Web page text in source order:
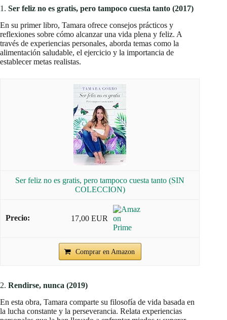
1. Ser feliz no es gratis, pero tampoco cuesta tanto (2017)
En su primer libro, Tamara ofrece consejos prácticos y
reflexiones sobre cómo alcanzar una vida plena y feliz. A
través de experiencias personales, aborda temas como la
alimentación saludable, el ejercicio y la importancia de
establecer metas realistas.
Ser feliz no es gratis, pero tampoco cuesta tanto (SIN
COLECCION)
17,00 EUR
Comprar en Amazon
2. Rendirse, nunca (2019)
En esta obra, Tamara comparte su filosofía de vida basada en
la lucha constante y la perseverancia. Relata experiencias